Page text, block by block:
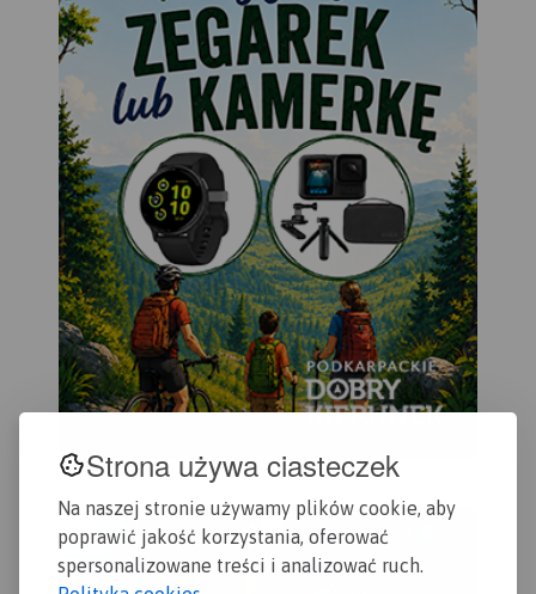
Strona używa ciasteczek
Na naszej stronie używamy plików cookie, aby
poprawić jakość korzystania, oferować
spersonalizowane treści i analizować ruch.